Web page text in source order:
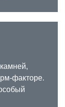
факторе.